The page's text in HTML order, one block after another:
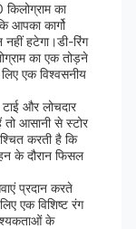
का
आपका कार्गो
हटेगा।डी-रिंग
का एक तोड़ने
एक विश्वसनीय
और लोचदार
आसानी से स्टोर
करती है कि
के दौरान फिसल
प्रदान करते
एक विशिष्ट रंग
के